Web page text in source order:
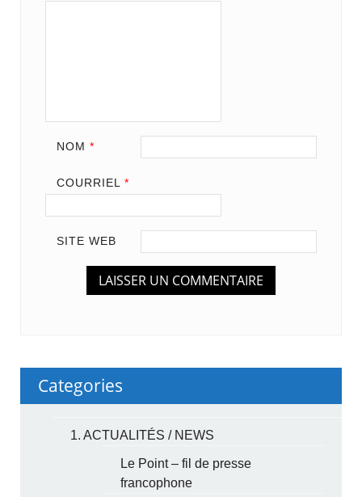
NOM *
COURRIEL *
SITE WEB
Categories
1. ACTUALITÉS / NEWS
Le Point – fil de presse
francophone